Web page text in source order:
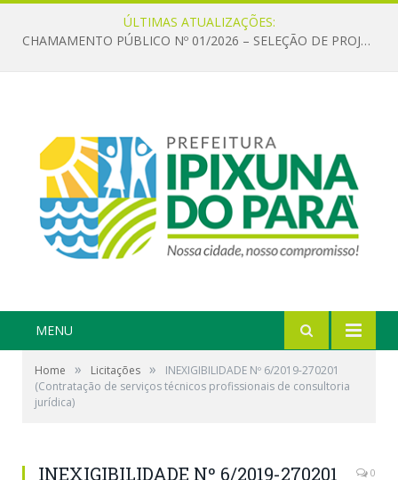
ÚLTIMAS ATUALIZAÇÕES:
CHAMAMENTO PÚBLICO Nº 01/2026 – SELEÇÃO DE PROJETOS PARA FIRMAR TERMO DE EXECUÇÃO CULTURAL COM RECURSOS DA POLÍTICA NACIONAL ALDIR BLANC DE FOMENTO À CULTURA – PNAB (LEI Nº 14.399/2022)
MENU
Home » Licitações »
INEXIGIBILIDADE Nº 6/2019-270201
(Contratação de serviços técnicos profissionais de consultoria
jurídica)
INEXIGIBILIDADE Nº 6/2019-270201
0